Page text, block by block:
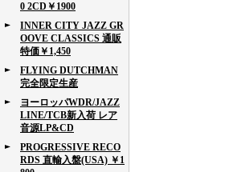
0 2CD￥1900
INNER CITY JAZZ GR
OOVE CLASSICS 通販
特価￥1,450
FLYING DUTCHMAN
完全限定生産
ヨーロッパWDR/JAZZ
LINE/TCB新入荷 レア
音源LP&CD
PROGRESSIVE RECO
RDS 直輸入盤(USA) ￥1